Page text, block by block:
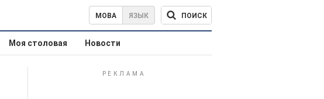
МОВА ЯЗЫК ПОИСК
Моя столовая Новости